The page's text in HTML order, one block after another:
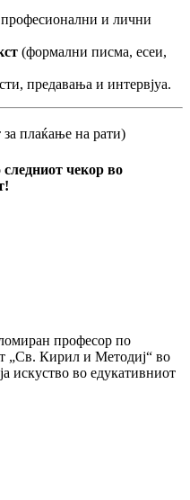
и лични
(формални писма, есеи,
предавања и интервјуа.
плаќање на рати)
чекор во
професор по
„Св. Кирил и Методиј“ во
искуство во едукативниот